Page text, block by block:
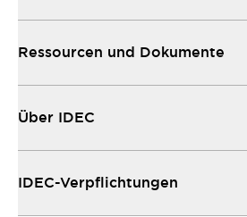
Ressourcen und Dokumente
Über IDEC
IDEC-Verpflichtungen